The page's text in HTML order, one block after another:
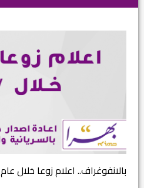
بالانفوغراف.. اعلام زوعا خلال عام 2017...